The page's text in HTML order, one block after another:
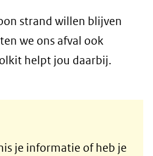
strand willen blijven
we ons afval ook
helpt jou daarbij.
je informatie of heb je